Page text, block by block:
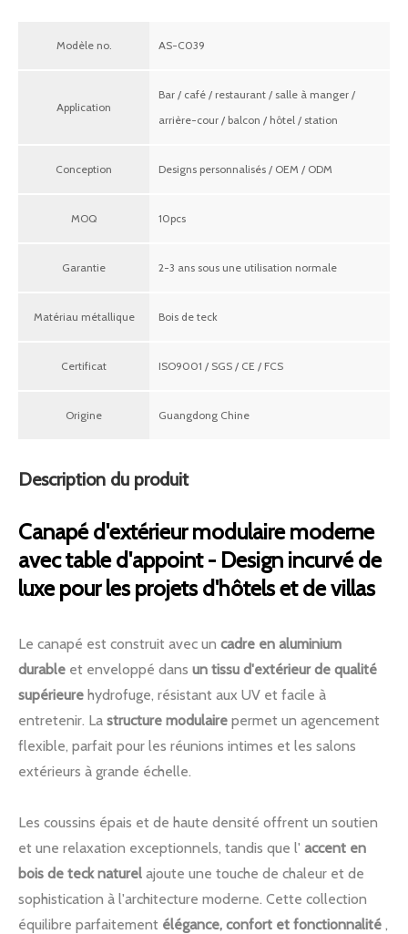
Modèle no. AS-C039
Application
Bar / café / restaurant / salle à manger /
arrière-cour / balcon / hôtel / station
Conception Designs personnalisés / OEM / ODM
MOQ 10pcs
Garantie 2-3 ans sous une utilisation normale
Matériau métallique Bois de teck
Certificat ISO9001 / SGS / CE / FCS
Origine Guangdong Chine
Description du produit
Canapé d'extérieur modulaire moderne
avec table d'appoint - Design incurvé de
luxe pour les projets d'hôtels et de villas
Le canapé est construit avec un cadre en aluminium
durable et enveloppé dans un tissu d'extérieur de qualité
supérieure hydrofuge, résistant aux UV et facile à
entretenir. La structure modulaire permet un agencement
flexible, parfait pour les réunions intimes et les salons
extérieurs à grande échelle.
Les coussins épais et de haute densité offrent un soutien
et une relaxation exceptionnels, tandis que l' accent en
bois de teck naturel ajoute une touche de chaleur et de
sophistication à l'architecture moderne. Cette collection
équilibre parfaitement élégance, confort et fonctionnalité ,